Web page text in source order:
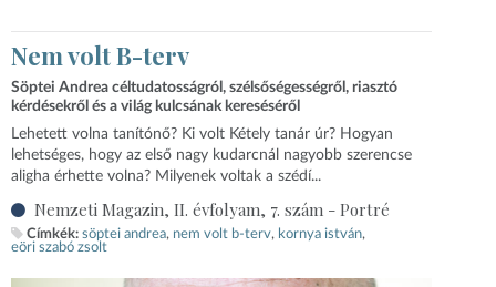
Nem volt B-terv
Söptei Andrea céltudatosságról, szélsőségességről, riasztó
kérdésekről és a világ kulcsának kereséséről
Lehetett volna tanítónő? Ki volt Kétely tanár úr? Hogyan
lehetséges, hogy az első nagy kudarcnál nagyobb szerencse
aligha érhette volna? Milyenek voltak a szédí...
Nemzeti Magazin, II. évfolyam, 7. szám - Portré
Címkék: söptei andrea nem volt b-terv
kornya istván
eöri szabó zsolt